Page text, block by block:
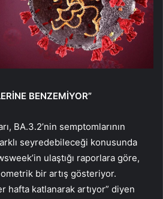
BENZEMİYOR”
BA.3.2’nin semptomlarının
seyredebileceği konusunda
ulaştığı raporlara göre,
bir artış gösteriyor.
hafta katlanarak artıyor” diyen